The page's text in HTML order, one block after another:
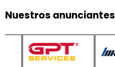
Nuestros anunciantes